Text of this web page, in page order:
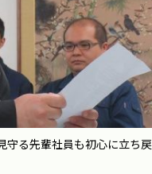
守る先輩社員も初心に立ち戻